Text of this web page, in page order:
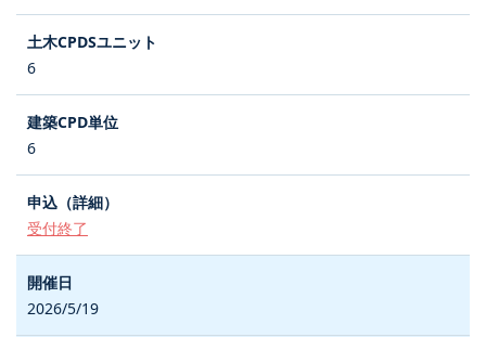
6
6
受付終了
2026/5/19